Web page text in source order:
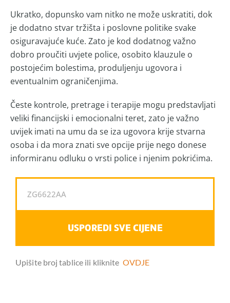
Ukratko, dopunsko vam nitko ne može uskratiti, dok
je dodatno stvar tržišta i poslovne politike svake
osiguravajuće kuće. Zato je kod dodatnog važno
dobro proučiti uvjete police, osobito klauzule o
postojećim bolestima, produljenju ugovora i
eventualnim ograničenjima.
Česte kontrole, pretrage i terapije mogu predstavljati
veliki financijski i emocionalni teret, zato je važno
uvijek imati na umu da se iza ugovora krije stvarna
osoba i da mora znati sve opcije prije nego donese
informiranu odluku o vrsti police i njenim pokrićima.
USPOREDI SVE CIJENE
Upišite broj tablice ili kliknite OVDJE